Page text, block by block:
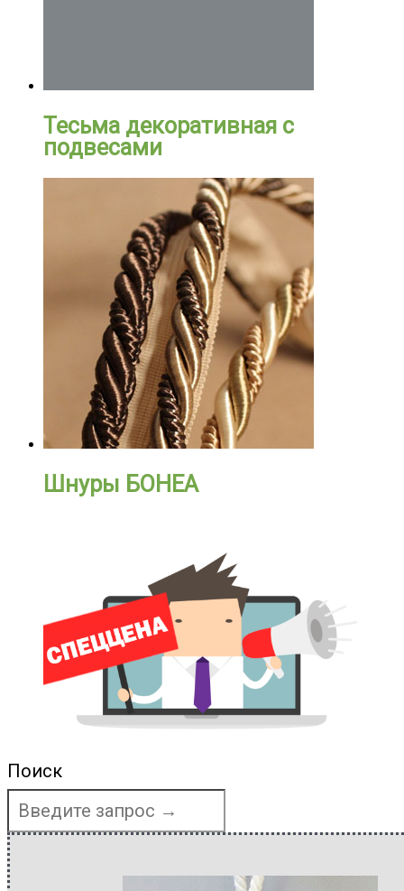
Тесьма декоративная с
подвесами
Шнуры БОНЕА
Поиск